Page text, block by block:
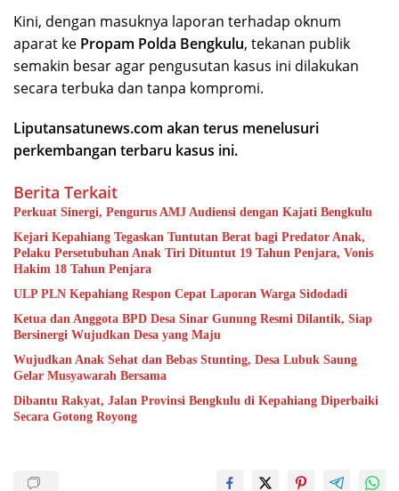
Kini, dengan masuknya laporan terhadap oknum
aparat ke Propam Polda Bengkulu, tekanan publik
semakin besar agar pengusutan kasus ini dilakukan
secara terbuka dan tanpa kompromi.
Liputansatunews.com akan terus menelusuri
perkembangan terbaru kasus ini.
Berita Terkait
Perkuat Sinergi, Pengurus AMJ Audiensi dengan Kajati Bengkulu
Kejari Kepahiang Tegaskan Tuntutan Berat bagi Predator Anak,
Pelaku Persetubuhan Anak Tiri Dituntut 19 Tahun Penjara, Vonis
Hakim 18 Tahun Penjara
ULP PLN Kepahiang Respon Cepat Laporan Warga Sidodadi
Ketua dan Anggota BPD Desa Sinar Gunung Resmi Dilantik, Siap
Bersinergi Wujudkan Desa yang Maju
Wujudkan Anak Sehat dan Bebas Stunting, Desa Lubuk Saung
Gelar Musyawarah Bersama
Dibantu Rakyat, Jalan Provinsi Bengkulu di Kepahiang Diperbaiki
Secara Gotong Royong